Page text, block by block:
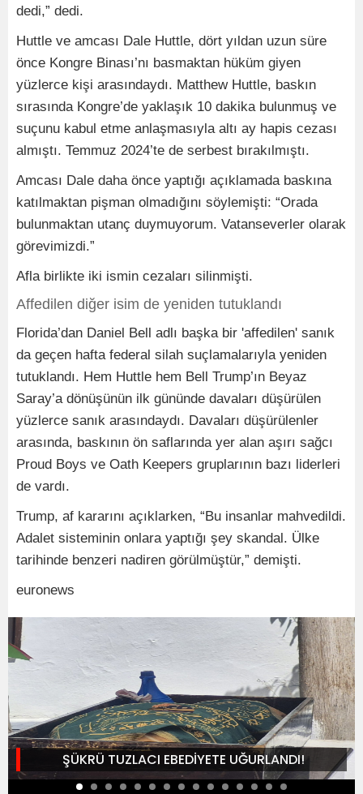
dedi,” dedi.
Huttle ve amcası Dale Huttle, dört yıldan uzun süre
önce Kongre Binası’nı basmaktan hüküm giyen
yüzlerce kişi arasındaydı. Matthew Huttle, baskın
sırasında Kongre’de yaklaşık 10 dakika bulunmuş ve
suçunu kabul etme anlaşmasıyla altı ay hapis cezası
almıştı. Temmuz 2024’te de serbest bırakılmıştı.
Amcası Dale daha önce yaptığı açıklamada baskına
katılmaktan pişman olmadığını söylemişti: “Orada
bulunmaktan utanç duymuyorum. Vatanseverler olarak
görevimizdi.”
Afla birlikte iki ismin cezaları silinmişti.
Affedilen diğer isim de yeniden tutuklandı
Florida’dan Daniel Bell adlı başka bir 'affedilen' sanık
da geçen hafta federal silah suçlamalarıyla yeniden
tutuklandı. Hem Huttle hem Bell Trump’ın Beyaz
Saray’a dönüşünün ilk gününde davaları düşürülen
yüzlerce sanık arasındaydı. Davaları düşürülenler
arasında, baskının ön saflarında yer alan aşırı sağcı
Proud Boys ve Oath Keepers gruplarının bazı liderleri
de vardı.
Trump, af kararını açıklarken, “Bu insanlar mahvedildi.
Adalet sisteminin onlara yaptığı şey skandal. Ülke
tarihinde benzeri nadiren görülmüştür,” demişti.
euronews
ŞÜKRÜ TUZLACI EBEDİYETE UĞURLANDI!